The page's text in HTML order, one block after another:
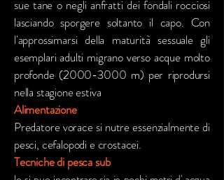
sue tane o negli anfratti dei fondali rocciosi
lasciando sporgere soltanto il capo. Con
l'approssimarsi della maturità sessuale gli
esemplari adulti migrano verso acque molto
profonde (2000-3000 m) per riprodursi
nella stagione estiva
Alimentazione
Predatore vorace si nutre essenzialmente di
pesci, cefalopodi e crostacei.
Tecniche di pesca sub